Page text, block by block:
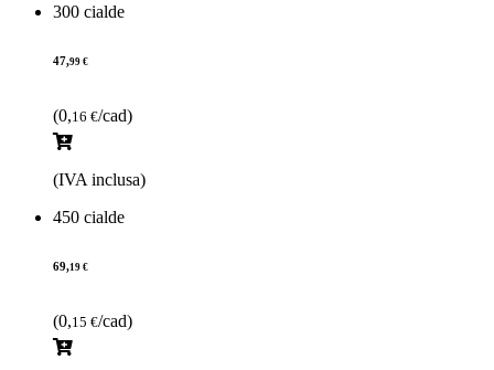
300 cialde
47,99 €
(0,16 €/cad)
(IVA inclusa)
450 cialde
69,19 €
(0,15 €/cad)